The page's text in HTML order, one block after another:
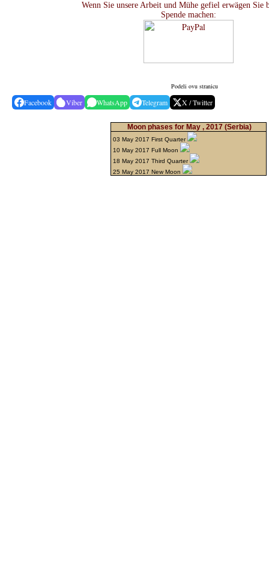
Wenn Sie unsere Arbeit und Mühe gefiel erwägen Sie
Spende machen:
Podeli ovu stranicu
Facebook Viber WhatsApp Telegram X / Twitter
Moon phases for May , 2017 (Serbia)
03 May 2017 First Quarter
10 May 2017 Full Moon
18 May 2017 Third Quarter
25 May 2017 New Moon